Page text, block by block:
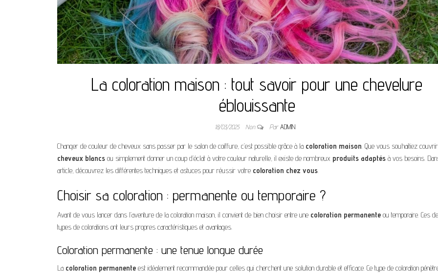
La coloration maison : tout savoir pour une chevelure
éblouissante
18/03/2025 Non ParADMIN
Changer de couleur de cheveux sans passer par le salon de coiffure, c’est possible grâce à la coloration maison. Que vous souhaitiez
cheveux blancs ou simplement donner un coup d’éclat à votre couleur naturelle, il existe de nombreux produits adaptés à vos besoins.
article, découvrez les différentes techniques et astuces pour réussir votre coloration chez vous.
Choisir sa coloration : permanente ou temporaire ?
Avant de vous lancer dans l’aventure de la coloration maison, il convient de bien choisir entre une coloration permanente ou temporaire. Ces
types de colorations ont leurs propres caractéristiques et avantages.
Coloration permanente : une tenue longue durée
La coloration permanente est idéalement recommandée pour celles qui cherchent une solution durable et efficace. Ce type de coloration